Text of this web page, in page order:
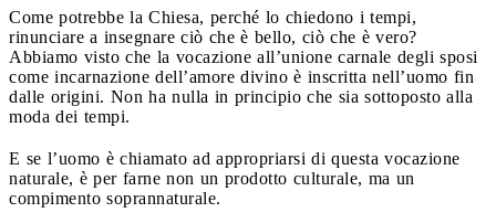
Come potrebbe la Chiesa, perché lo chiedono i tempi,
rinunciare a insegnare ciò che è bello, ciò che è vero?
Abbiamo visto che la vocazione all’unione carnale degli sposi
come incarnazione dell’amore divino è inscritta nell’uomo fin
dalle origini. Non ha nulla in principio che sia sottoposto alla
moda dei tempi.
E se l’uomo è chiamato ad appropriarsi di questa vocazione
naturale, è per farne non un prodotto culturale, ma un
compimento soprannaturale.